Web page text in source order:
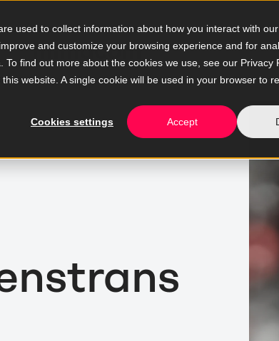
used to collect information about how you interact with
and customize your browsing experience and for
find out more about the cookies we use, see our Privacy
website. A single cookie will be used in your browser to
Cookies settings Accept